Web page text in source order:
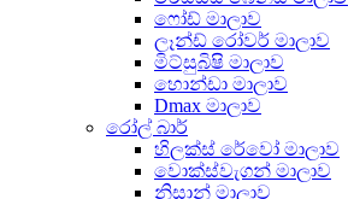
ෆෝඩ් මාලාව
ලෑන්ඩ් රෝවර් මාලාව
මිට්සුබිෂි මාලාව
හොන්ඩා මාලාව
Dmax මාලාව
රෝල් බාර්
හිලක්ස් රේවෝ මාලාව
වොක්ස්වැගන් මාලාව
නිසාන් මාලාව